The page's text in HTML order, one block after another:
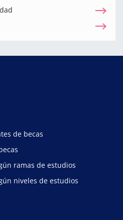
de becas
ramas de estudios
niveles de estudios